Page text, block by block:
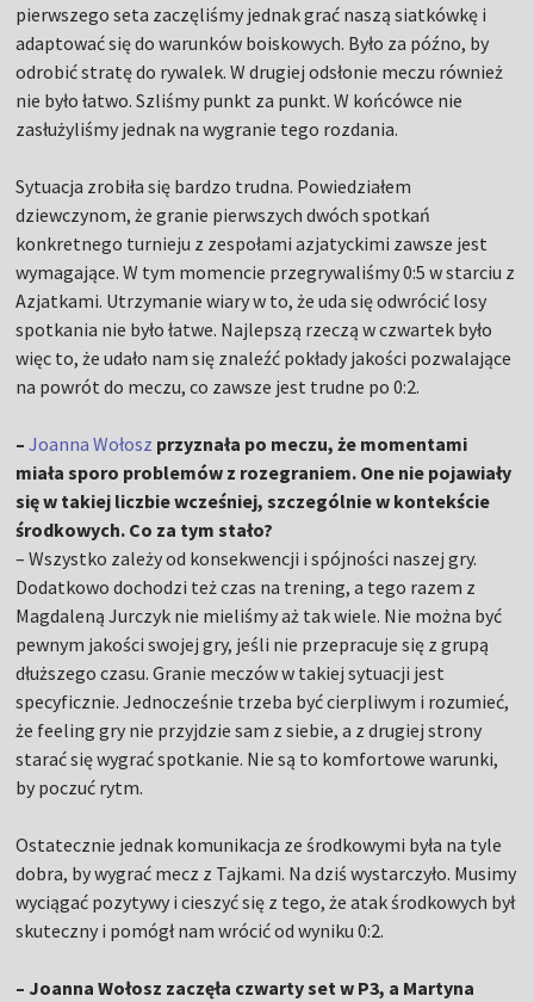
pierwszego seta zaczęliśmy jednak grać naszą siatkówkę i
adaptować się do warunków boiskowych. Było za późno, by
odrobić stratę do rywalek. W drugiej odsłonie meczu również
nie było łatwo. Szliśmy punkt za punkt. W końcówce nie
zasłużyliśmy jednak na wygranie tego rozdania.
Sytuacja zrobiła się bardzo trudna. Powiedziałem
dziewczynom, że granie pierwszych dwóch spotkań
konkretnego turnieju z zespołami azjatyckimi zawsze jest
wymagające. W tym momencie przegrywaliśmy 0:5 w starciu z
Azjatkami. Utrzymanie wiary w to, że uda się odwrócić losy
spotkania nie było łatwe. Najlepszą rzeczą w czwartek było
więc to, że udało nam się znaleźć pokłady jakości pozwalające
na powrót do meczu, co zawsze jest trudne po 0:2.
–Joanna Wołosz przyznała po meczu, że momentami
miała sporo problemów z rozegraniem. One nie pojawiały
się w takiej liczbie wcześniej, szczególnie w kontekście
środkowych. Co za tym stało?
– Wszystko zależy od konsekwencji i spójności naszej gry.
Dodatkowo dochodzi też czas na trening, a tego razem z
Magdaleną Jurczyk nie mieliśmy aż tak wiele. Nie można być
pewnym jakości swojej gry, jeśli nie przepracuje się z grupą
dłuższego czasu. Granie meczów w takiej sytuacji jest
specyficznie. Jednocześnie trzeba być cierpliwym i rozumieć,
że feeling gry nie przyjdzie sam z siebie, a z drugiej strony
starać się wygrać spotkanie. Nie są to komfortowe warunki,
by poczuć rytm.
Ostatecznie jednak komunikacja ze środkowymi była na tyle
dobra, by wygrać mecz z Tajkami. Na dziś wystarczyło. Musimy
wyciągać pozytywy i cieszyć się z tego, że atak środkowych był
skuteczny i pomógł nam wrócić od wyniku 0:2.
– Joanna Wołosz zaczęła czwarty set w P3, a Martyna